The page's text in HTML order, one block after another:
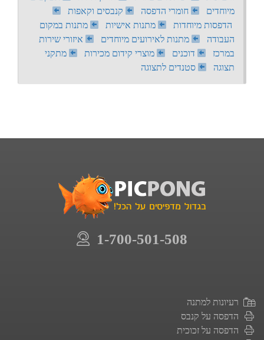
מיוחדים
חומרי הדפסה
קנבסים וקאפות
הדפסות מיוחדות
מתנות אישיות
מתנות במקום
העבודה
מתנות לאירועים מיוחדים
איזורי שירות
במרכז
דוכנים מוצרי קידום מכירות
מתקני
תצוגה
סטנדים לתצוגה
1-700-501-508
רעיונות למתנה
הדפסה על קנבס
הדפסה על זכוכית